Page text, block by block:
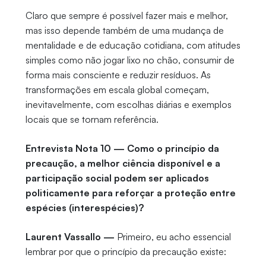
Claro que sempre é possível fazer mais e melhor,
mas isso depende também de uma mudança de
mentalidade e de educação cotidiana, com atitudes
simples como não jogar lixo no chão, consumir de
forma mais consciente e reduzir resíduos. As
transformações em escala global começam,
inevitavelmente, com escolhas diárias e exemplos
locais que se tornam referência.
Entrevista Nota 10 — Como o princípio da
precaução, a melhor ciência disponível e a
participação social podem ser aplicados
politicamente para reforçar a proteção entre
espécies (interespécies)?
Laurent Vassallo — Primeiro, eu acho essencial
lembrar por que o princípio da precaução existe: